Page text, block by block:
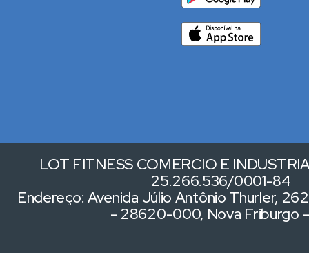
LOT FITNESS COMERCIO E
25.266.536/0001-84
Endereço: Avenida Júlio Antônio Thurler,
- 28620-000, Nova Friburgo